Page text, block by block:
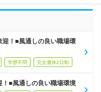
迎！■風通しの良い職場環
学歴不問 完全週休2日制
！■風通しの良い職場環境